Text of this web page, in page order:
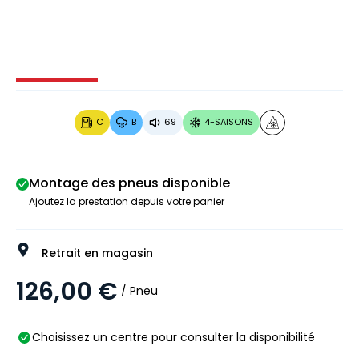
Image 1 sur 3
C B 69 4-SAISONS
Montage des pneus disponible
Ajoutez la prestation depuis votre panier
Retrait en magasin
126,00 € / Pneu
Choisissez un centre pour consulter la disponibilité